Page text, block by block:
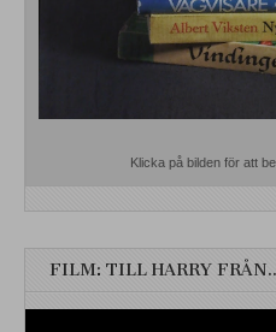
Klicka på bilden för att
FILM: TILL HARRY